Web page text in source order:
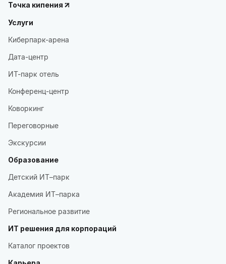
Точка кипения
Услуги
Киберпарк-арена
Дата-центр
ИТ-парк отель
Конференц-центр
Коворкинг
Переговорные
Экскурсии
Образование
Детский ИТ–парк
Академия ИТ–парка
Региональное развитие
ИТ решения для корпораций
Каталог проектов